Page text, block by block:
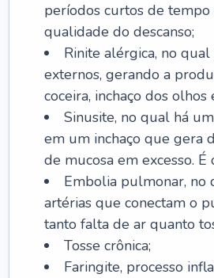
períodos curtos de tempo
qualidade do descanso;
Rinite alérgica, no
externos, gerando a
coceira, inchaço dos
Sinusite, no qual há
em um inchaço que gera
de mucosa em excesso.
Embolia pulmonar, no
artérias que conectam o
tanto falta de ar quanto
Tosse crônica;
Faringite, processo